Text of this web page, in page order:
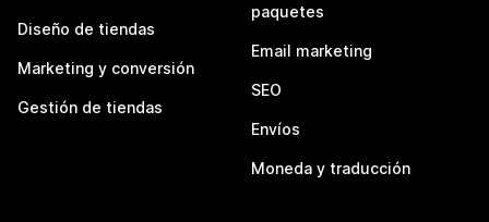
Diseño de tiendas
Marketing y conversión
Gestión de tiendas
paquetes
Email marketing
SEO
Envíos
Moneda y traducción